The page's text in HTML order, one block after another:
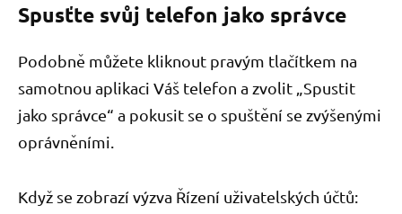
Spusťte svůj telefon jako správce
Podobně můžete kliknout pravým tlačítkem na
samotnou aplikaci Váš telefon a zvolit „Spustit
jako správce“ a pokusit se o spuštění se zvýšenými
oprávněními.
Když se zobrazí výzva Řízení uživatelských účtů: